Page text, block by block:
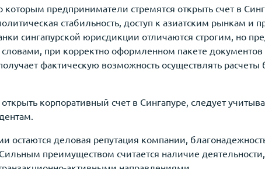
предприниматели стремятся открыть счет в
стабильность, доступ к азиатским рынкам и
сингапурской юрисдикции отличаются строгим, но
при корректно оформленном пакете
фактическую возможность осуществлять
корпоративный счет в Сингапуре, следует
остаются деловая репутация компании,
преимуществом считается наличие